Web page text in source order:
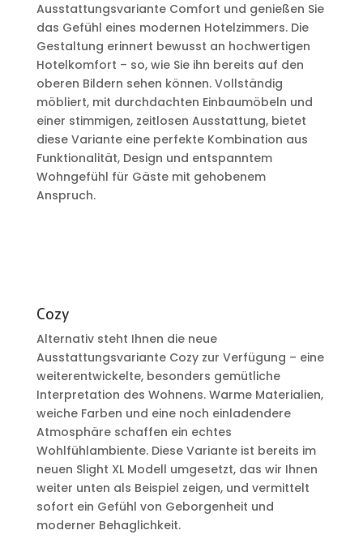
Ausstattungsvariante Comfort und genießen Sie
das Gefühl eines modernen Hotelzimmers. Die
Gestaltung erinnert bewusst an hochwertigen
Hotelkomfort – so, wie Sie ihn bereits auf den
oberen Bildern sehen können. Vollständig
möbliert, mit durchdachten Einbaumöbeln und
einer stimmigen, zeitlosen Ausstattung, bietet
diese Variante eine perfekte Kombination aus
Funktionalität, Design und entspanntem
Wohngefühl für Gäste mit gehobenem
Anspruch.
Cozy
Alternativ steht Ihnen die neue
Ausstattungsvariante Cozy zur Verfügung – eine
weiterentwickelte, besonders gemütliche
Interpretation des Wohnens. Warme Materialien,
weiche Farben und eine noch einladendere
Atmosphäre schaffen ein echtes
Wohlfühlambiente. Diese Variante ist bereits im
neuen Slight XL Modell umgesetzt, das wir Ihnen
weiter unten als Beispiel zeigen, und vermittelt
sofort ein Gefühl von Geborgenheit und
moderner Behaglichkeit.